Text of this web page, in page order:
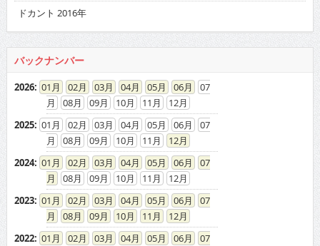
ドカント 2016年
バックナンバー
2026: 01 02 03 04 05 06
07
08
09 10 11
12
2025: 01 02 03 04 05 06
07
08
09 10 11
12
2024: 01 02 03 04 05 06
07
08
09 10 11
12
2023: 01 02 03 04 05 06
07
08
09 10 11
12
2022: 01 02 03 04 05 06
07